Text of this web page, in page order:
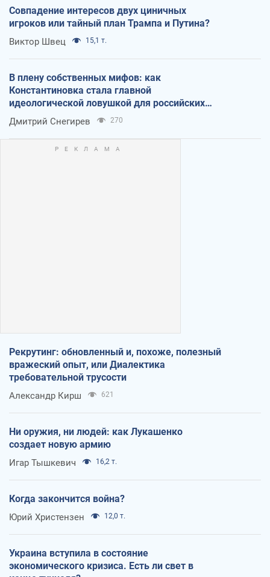
Совпадение интересов двух циничных
игроков или тайный план Трампа и Путина?
Виктор Швец 15,1 т.
В плену собственных мифов: как
Константиновка стала главной
идеологической ловушкой для российских
оккупантов
Дмитрий Снегирев 270
Рекрутинг: обновленный и, похоже, полезный
вражеский опыт, или Диалектика
требовательной трусости
Александр Кирш 621
Ни оружия, ни людей: как Лукашенко
создает новую армию
Игар Тышкевич 16,2 т.
Когда закончится война?
Юрий Христензен 12,0 т.
Украина вступила в состояние
экономического кризиса. Есть ли свет в